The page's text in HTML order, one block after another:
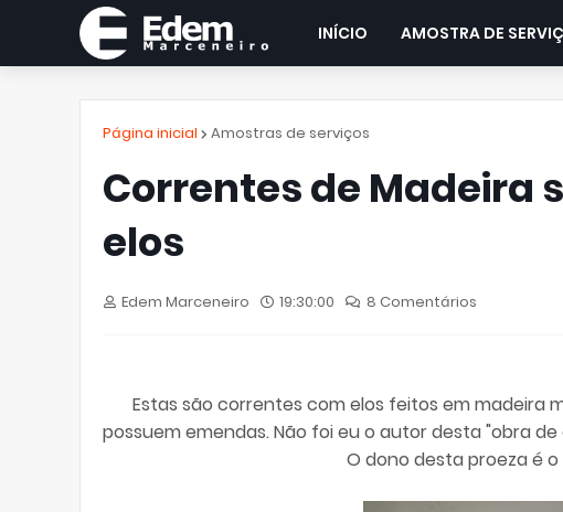
INÍCIO AMOSTRA DE
Página inicial Amostras de serviços
Correntes de Madeira
elos
Edem Marceneiro 19:30:00 8 Comentários
Estas são correntes com elos feitos em madeira
possuem emendas. Não foi eu o autor desta "obra
O dono desta proeza é o